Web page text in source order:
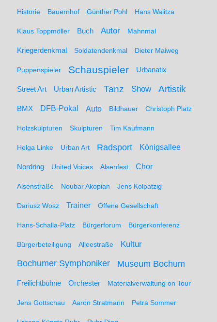
Historie Bauernhof Günther Pohl Hans Walitza
Klaus Toppmöller Buch Autor Mahnmal
Kriegerdenkmal Soldatendenkmal Dieter Maiweg
Puppenspieler Schauspieler Urbanatix
Street Art Urban Artistic Tanz Show Artistik
BMX DFB-Pokal Auto Bildhauer Christoph Platz
Holzskulpturen Skulpturen Tim Kaufmann
Helga Linke Urban Art Radsport Königsallee
Nordring United Voices Alsenfest Chor
Alsenstraße Noubar Akopian Jens Kolpatzig
Dariusz Wosz Trainer Offene Gesellschaft
Hans-Schalla-Platz Bürgerforum Bürgerkonferenz
Bürgerbeteiligung Alleestraße Kultur
Bochumer Symphoniker Museum Bochum
Freilichtbühne Orchester Materialverwaltung on Tour
Jens Gottschau Aaron Stratmann Petra Sommer